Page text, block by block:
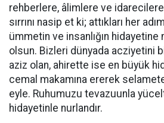
rehberlere, âlimlere ve
sırrını nasip et ki; attıkları her
ümmetin ve insanlığın
olsun. Bizleri dünyada acziyetini
aziz olan, ahirette ise en büyük
cemal makamına ererek
eyle. Ruhumuzu tevazuunla
hidayetinle nurlandır.